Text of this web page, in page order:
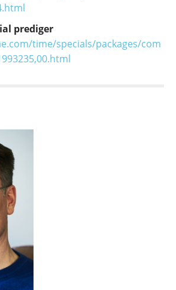
prediger
time/specials/packages/com